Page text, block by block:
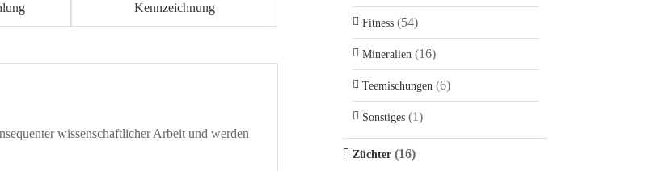
Kennzeichnung
wissenschaftlicher Arbeit und werden
Fitness (54)
Mineralien (16)
Teemischungen (6)
Sonstiges (1)
Züchter (16)